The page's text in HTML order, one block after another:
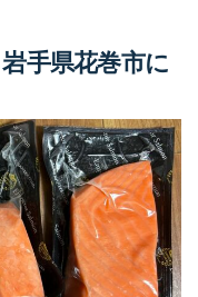
岩手県花巻市に